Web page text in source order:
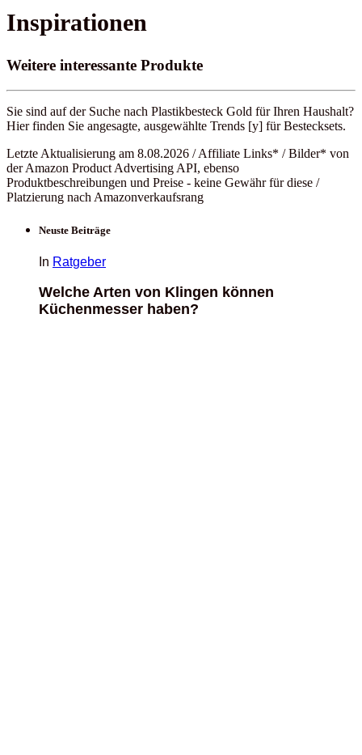
Inspirationen
Weitere interessante Produkte
Sie sind auf der Suche nach Plastikbesteck Gold für Ihren Haushalt?
Hier finden Sie angesagte, ausgewählte Trends [y] für Bestecksets.
Letzte Aktualisierung am 8.08.2026 / Affiliate Links* / Bilder* von
der Amazon Product Advertising API, ebenso
Produktbeschreibungen und Preise - keine Gewähr für diese /
Platzierung nach Amazonverkaufsrang
Neuste Beiträge
In Ratgeber
Welche Arten von Klingen können
Küchenmesser haben?